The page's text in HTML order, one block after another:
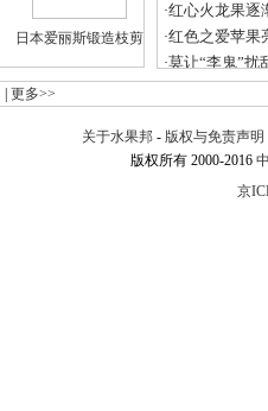
日本爱丽斯锻造枝剪
·红心火龙果逐
·红色之爱苹果
·莫让“李鬼”扰
更多>>
关于水果邦 - 版权与免责声明
版权所有 2000-2016
京